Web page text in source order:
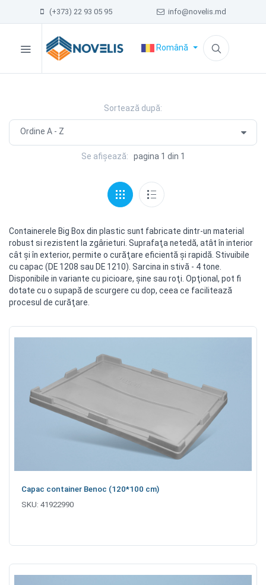
(+373) 22 93 05 95 info@novelis.md
Română
Sortează după:
Se afișează: pagina 1 din 1
Containerele Big Box din plastic sunt fabricate dintr-un material
robust si rezistent la zgârieturi. Suprafaţa netedă, atât în interior
cât şi în exterior, permite o curăţare еficientă şi rapidă. Stivuibile
cu capac (DE 1208 sau DE 1210). Sarcina in stivă - 4 tone.
Disponibile in variante cu picioare, şine sau roţi. Opţional, pot fi
dotate cu o supapă de scurgere cu dop, ceea ce facilitează
procesul de curăţare.
Capac container Benoc (120*100 cm)
SKU: 41922990